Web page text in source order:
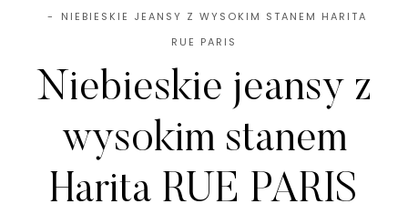
NIEBIESKIE JEANSY Z WYSOKIM STANEM HARITA
RUE PARIS
Niebieskie jeansy z
wysokim stanem
Harita RUE PARIS